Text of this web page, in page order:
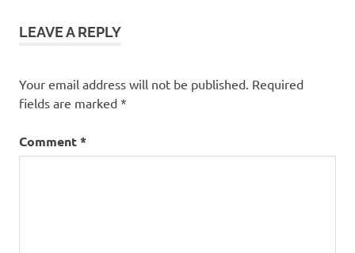
LEAVE A REPLY
Your email address will not be published. Required
fields are marked *
Comment*